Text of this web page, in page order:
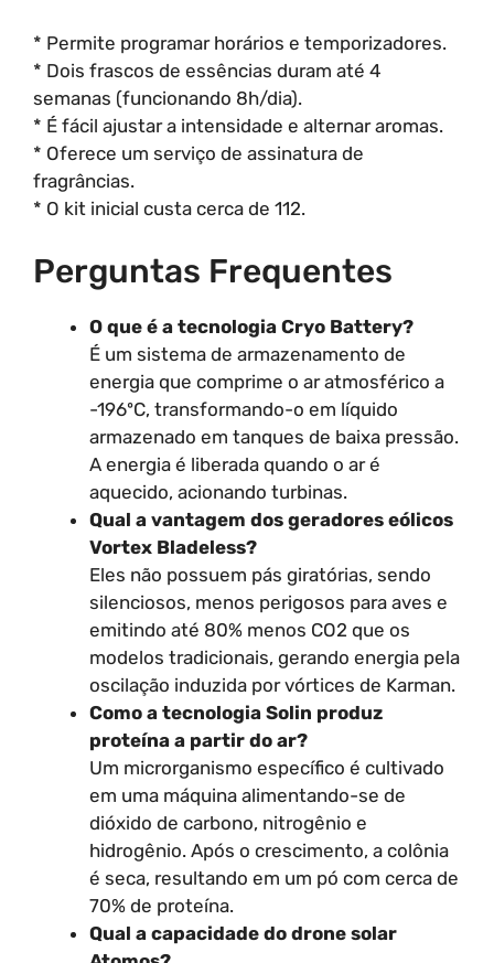
* Permite programar horários e temporizadores.
* Dois frascos de essências duram até 4
semanas (funcionando 8h/dia).
* É fácil ajustar a intensidade e alternar aromas.
* Oferece um serviço de assinatura de
fragrâncias.
* O kit inicial custa cerca de 112.
Perguntas Frequentes
O que é a tecnologia Cryo Battery?
É um sistema de armazenamento de
energia que comprime o ar atmosférico a
-196ºC, transformando-o em líquido
armazenado em tanques de baixa pressão.
A energia é liberada quando o ar é
aquecido, acionando turbinas.
Qual a vantagem dos geradores eólicos
Vortex Bladeless?
Eles não possuem pás giratórias, sendo
silenciosos, menos perigosos para aves e
emitindo até 80% menos CO2 que os
modelos tradicionais, gerando energia pela
oscilação induzida por vórtices de Karman.
Como a tecnologia Solin produz
proteína a partir do ar?
Um microrganismo específico é cultivado
em uma máquina alimentando-se de
dióxido de carbono, nitrogênio e
hidrogênio. Após o crescimento, a colônia
é seca, resultando em um pó com cerca de
70% de proteína.
Qual a capacidade do drone solar